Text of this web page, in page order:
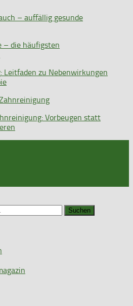
– auffällig gesunde
Leitfaden zu Nebenwirkungen
Vorbeugen statt